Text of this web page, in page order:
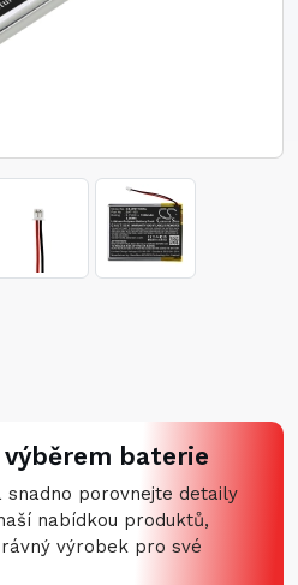
baterie
snadno porovnejte detaily
nabídkou produktů,
výrobek pro své